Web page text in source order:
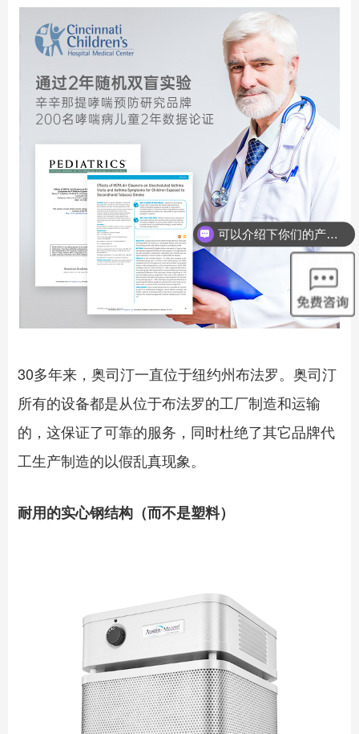
30多年来，奥司汀一直位于纽约州布法罗。奥司汀
所有的设备都是从位于布法罗的工厂制造和运输
的，这保证了可靠的服务，同时杜绝了其它品牌代
工生产制造的以假乱真现象。
耐用的实心钢结构（而不是塑料）
你们是怎么收费的呢？